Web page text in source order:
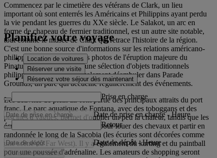
Commencez par le cimetière des vétérans de Clark, un lieu
important où sont enterrés les Américains et Philippins ayant perdu
la vie pendant les guerres du XXe siècle. Le Salakot, un arc en
forme de chapeau de fermier traditionnel, est un autre site notable,
tout comme le musée de Clark qui retrace l'histoire de la région.
C'est une bonne source d'informations sur les relations américano-
philippines et il présente des photos de l'éruption majeure du
Pinatubo en 1991 ainsi qu'une sélection d'objets traditionnels
philippins. Vous pouvez également déambuler dans Parade
Grounds, un parc qui accueille régulièrement des événements.
Les activités de plein air font partie des principaux attraits du port
franc. Le parc aquatique de Fontana, avec des toboggans et des
piscines à vagues, permet d'oublier un peu la chaleur, tandis que les
écuries El Kabayo sont idéales pour louer des chevaux et partir en
randonnée le long de la Sacobia (les écuries sont décorées comme
une scène du Far West). Il y a également du karting et du paintball
pour une poussée d'adrénaline. Les amateurs de shopping seront
Planifiez votre voyage
Location de voitures
Réserver une visite
Réservez votre séjour dès maintenant
Prise en charge
Date de prise en charge - Heure
Retour
Date de dépôt - Heure
Consulter les tarifs